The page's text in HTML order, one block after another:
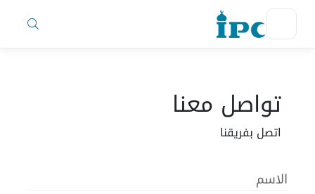
تواصل معنا
اتصل بفريقنا
الاسم